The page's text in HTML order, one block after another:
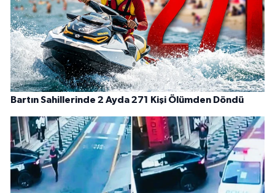
Bartın Sahillerinde 2 Ayda 271 Kişi Ölümden Döndü